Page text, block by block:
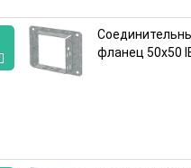
фланец 50х50